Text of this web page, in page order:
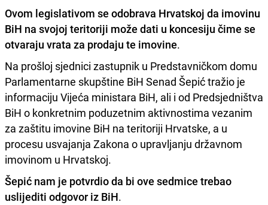
Ovom legislativom se odobrava Hrvatskoj da imovinu
BiH na svojoj teritoriji može dati u koncesiju čime se
otvaraju vrata za prodaju te imovine.
Na prošloj sjednici zastupnik u Predstavničkom domu
Parlamentarne skupštine BiH Senad Šepić tražio je
informaciju Vijeća ministara BiH, ali i od Predsjedništva
BiH o konkretnim poduzetnim aktivnostima vezanim
za zaštitu imovine BiH na teritoriji Hrvatske, a u
procesu usvajanja Zakona o upravljanju državnom
imovinom u Hrvatskoj.
Šepić nam je potvrdio da bi ove sedmice trebao
uslijediti odgovor iz BiH.